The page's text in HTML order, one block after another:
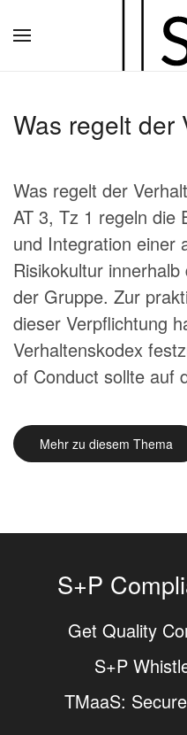
Hauptinhalt
Was regelt der
Was regelt der
AT 3, Tz 1 regeln die
und Integration einer
Risikokultur
der Gruppe. Zur
dieser Verpflichtung
Verhaltenskodex
of Conduct sollte auf
Mehr zu diesem Thema
S+P
Get Quality
S+P
TMaaS: